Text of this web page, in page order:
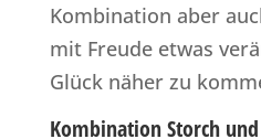
Kombination aber
mit Freude etwas
Glück näher zu
Kombination Storch